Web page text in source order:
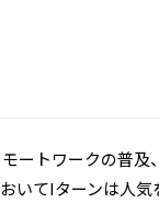
ートワークの普及
いてIターンは人気